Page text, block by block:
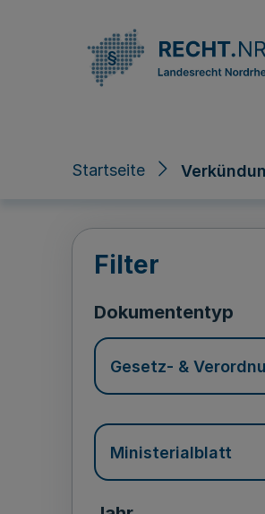
Startseite
Filter
Dokumententyp
Gesetz- &
Ministerialblatt